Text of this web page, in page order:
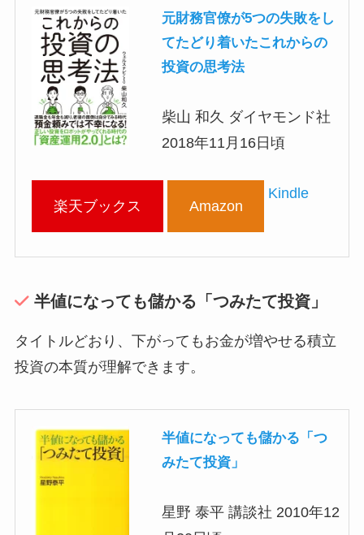
元財務官僚が5つの失敗をし
てたどり着いたこれからの
投資の思考法
柴山 和久 ダイヤモンド社
2018年11月16日頃
楽天ブックス Amazon
Kindle
半値になっても儲かる「つみたて投資」
タイトルどおり、下がってもお金が増やせる積立
投資の本質が理解できます。
半値になっても儲かる「つ
みたて投資」
星野 泰平 講談社 2010年12